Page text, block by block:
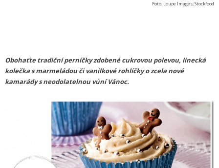
Foto: Loupe Images; Stockfood
Obohaťte tradiční perníčky zdobené cukrovou polevou, linecká
kolečka s marmeládou či vanilkové rohlíčky o zcela nové
kamarády s neodolatelnou vůní Vánoc.